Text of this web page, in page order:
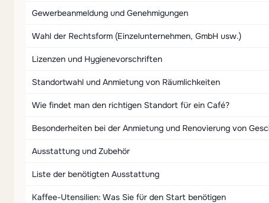
Gewerbeanmeldung und Genehmigungen
Wahl der Rechtsform (Einzelunternehmen, GmbH usw.)
Lizenzen und Hygienevorschriften
Standortwahl und Anmietung von Räumlichkeiten
Wie findet man den richtigen Standort für ein Café?
Besonderheiten bei der Anmietung und Renovierung von
Ausstattung und Zubehör
Liste der benötigten Ausstattung
Kaffee-Utensilien: Was Sie für den Start benötigen